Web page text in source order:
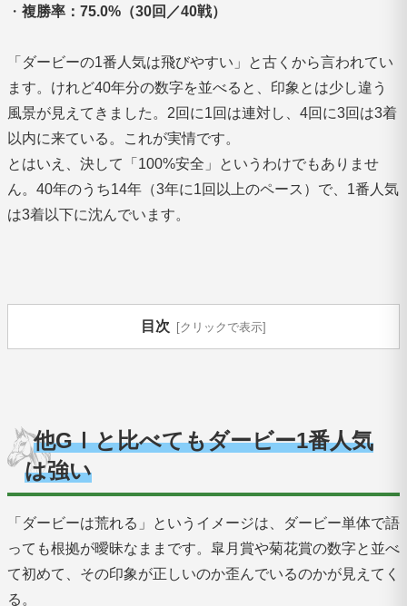
・ 複勝率：75.0%（30回／40戦）
「ダービーの1番人気は飛びやすい」と古くから言われてい
ます。けれど40年分の数字を並べると、印象とは少し違う
風景が見えてきました。2回に1回は連対し、4回に3回は3着
以内に来ている。これが実情です。
とはいえ、決して「100%安全」というわけでもありませ
ん。40年のうち14年（3年に1回以上のペース）で、1番人気
は3着以下に沈んでいます。
目次
他GⅠと比べてもダービー1番人気
は強い
「ダービーは荒れる」というイメージは、ダービー単体で語
っても根拠が曖昧なままです。皐月賞や菊花賞の数字と並べ
て初めて、その印象が正しいのか歪んでいるのかが見えてく
る。